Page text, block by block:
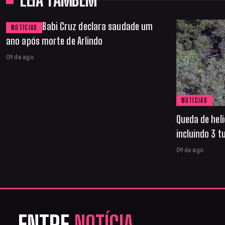
NOTÍCIAS
Babi Cruz declara saudade um
ano após morte de Arlindo
09 de ago.
NOTÍCIAS
Queda de
incluindo 3
09 de ago.